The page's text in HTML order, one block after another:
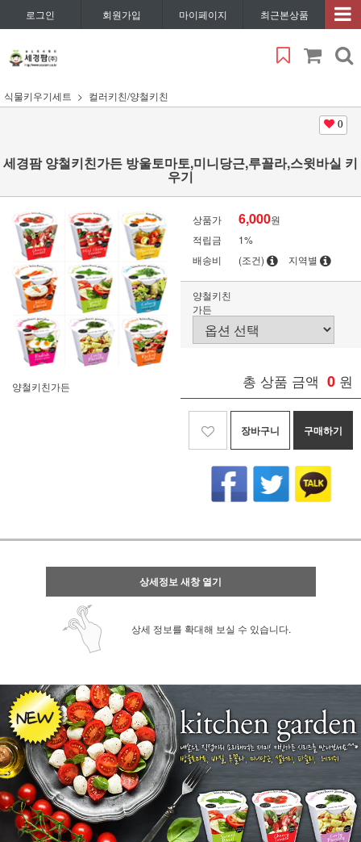
로그인 회원가입 마이페이지 최근본상품
식물키우기세트 컬러키친/양철키친
0
세경팜 양철키친가든 방울토마토,미니당근,루꼴라,스윗바실 키
우기
양철키친가든
상품가 6,000원
적립금
1%
배송비
(조건) 지역별
양철키친
가든
총 상품 금액 0 원
장바구니 구매하기
상세정보 새창 열기
상세 정보를 확대해 보실 수 있습니다.